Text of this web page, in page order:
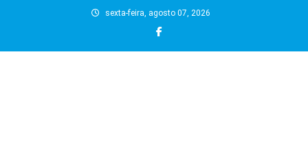
sexta-feira, agosto 07, 2026